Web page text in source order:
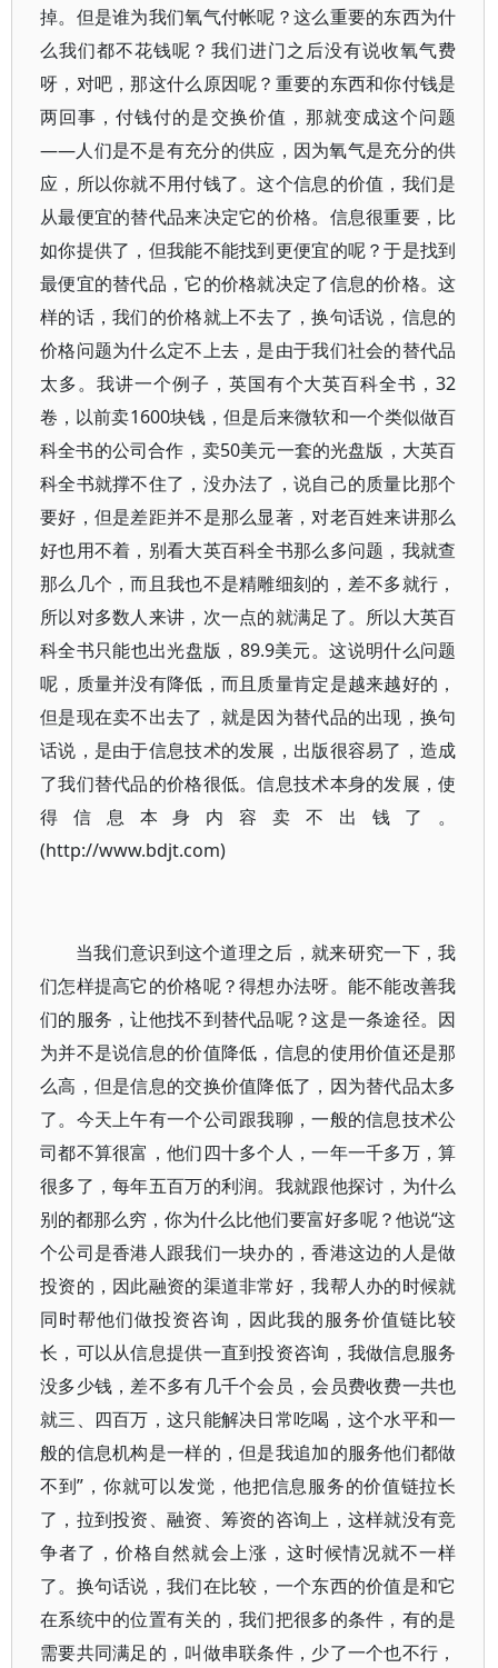
掉。但是谁为我们氧气付帐呢？这么重要的东西为什
么我们都不花钱呢？我们进门之后没有说收氧气费
呀，对吧，那这什么原因呢？重要的东西和你付钱是
两回事，付钱付的是交换价值，那就变成这个问题
――人们是不是有充分的供应，因为氧气是充分的供
应，所以你就不用付钱了。这个信息的价值，我们是
从最便宜的替代品来决定它的价格。信息很重要，比
如你提供了，但我能不能找到更便宜的呢？于是找到
最便宜的替代品，它的价格就决定了信息的价格。这
样的话，我们的价格就上不去了，换句话说，信息的
价格问题为什么定不上去，是由于我们社会的替代品
太多。我讲一个例子，英国有个大英百科全书，32
卷，以前卖1600块钱，但是后来微软和一个类似做百
科全书的公司合作，卖50美元一套的光盘版，大英百
科全书就撑不住了，没办法了，说自己的质量比那个
要好，但是差距并不是那么显著，对老百姓来讲那么
好也用不着，别看大英百科全书那么多问题，我就查
那么几个，而且我也不是精雕细刻的，差不多就行，
所以对多数人来讲，次一点的就满足了。所以大英百
科全书只能也出光盘版，89.9美元。这说明什么问题
呢，质量并没有降低，而且质量肯定是越来越好的，
但是现在卖不出去了，就是因为替代品的出现，换句
话说，是由于信息技术的发展，出版很容易了，造成
了我们替代品的价格很低。信息技术本身的发展，使
得信息本身内容卖不出钱了。
(http://www.bdjt.com)
当我们意识到这个道理之后，就来研究一下，我
们怎样提高它的价格呢？得想办法呀。能不能改善我
们的服务，让他找不到替代品呢？这是一条途径。因
为并不是说信息的价值降低，信息的使用价值还是那
么高，但是信息的交换价值降低了，因为替代品太多
了。今天上午有一个公司跟我聊，一般的信息技术公
司都不算很富，他们四十多个人，一年一千多万，算
很多了，每年五百万的利润。我就跟他探讨，为什么
别的都那么穷，你为什么比他们要富好多呢？他说“这
个公司是香港人跟我们一块办的，香港这边的人是做
投资的，因此融资的渠道非常好，我帮人办的时候就
同时帮他们做投资咨询，因此我的服务价值链比较
长，可以从信息提供一直到投资咨询，我做信息服务
没多少钱，差不多有几千个会员，会员费收费一共也
就三、四百万，这只能解决日常吃喝，这个水平和一
般的信息机构是一样的，但是我追加的服务他们都做
不到”，你就可以发觉，他把信息服务的价值链拉长
了，拉到投资、融资、筹资的咨询上，这样就没有竞
争者了，价格自然就会上涨，这时候情况就不一样
了。换句话说，我们在比较，一个东西的价值是和它
在系统中的位置有关的，我们把很多的条件，有的是
需要共同满足的，叫做串联条件，少了一个也不行，